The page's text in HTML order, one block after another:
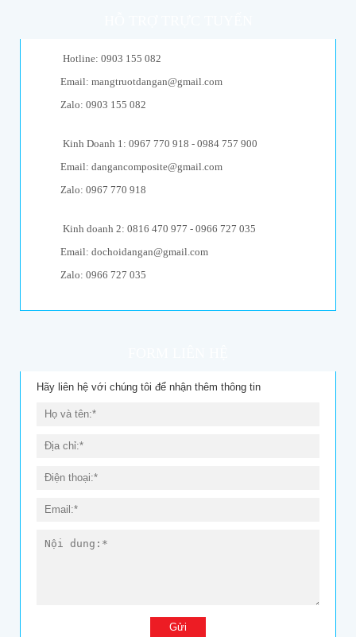
Hotline: 0903 155 082
Email: mangtruotdangan@gmail.com
Zalo: 0903 155 082
Kinh Doanh 1: 0967 770 918 - 0984 757 900
Email: dangancomposite@gmail.com
Zalo: 0967 770 918
Kinh doanh 2: 0816 470 977 - 0966 727 035
Email: dochoidangan@gmail.com
Zalo: 0966 727 035
Hãy liên hệ với chúng tôi để nhận thêm thông tin